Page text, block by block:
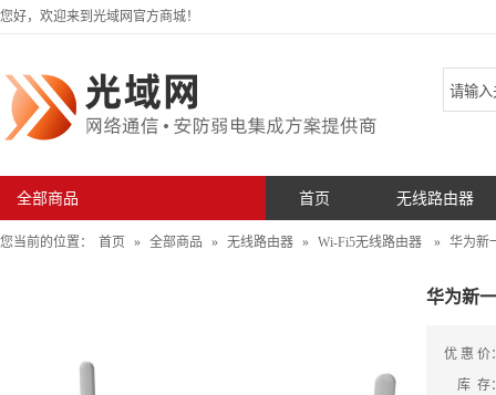
您好，欢迎来到光域网官方商城！
首页 无线路由器
全部商品
您当前的位置： 首页 » 全部商品 » 无线路由器 » Wi-Fi5无线路由器 » 华为新
华为新
优 惠 价
库 存